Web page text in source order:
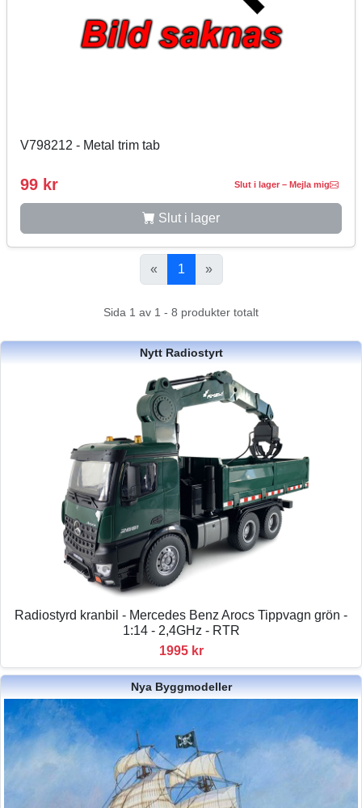
V798212 - Metal trim tab
99 kr Slut i lager – Mejla mig
Slut i lager
« 1 »
Sida 1 av 1 - 8 produkter totalt
Nytt Radiostyrt
Radiostyrd kranbil - Mercedes Benz Arocs Tippvagn grön -
1:14 - 2,4GHz - RTR
1995 kr
Nya Byggmodeller